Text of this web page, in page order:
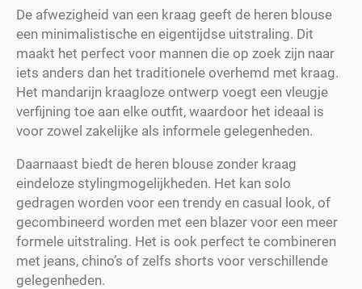
De afwezigheid van een kraag geeft de heren blouse
een minimalistische en eigentijdse uitstraling. Dit
maakt het perfect voor mannen die op zoek zijn naar
iets anders dan het traditionele overhemd met kraag.
Het mandarijn kraagloze ontwerp voegt een vleugje
verfijning toe aan elke outfit, waardoor het ideaal is
voor zowel zakelijke als informele gelegenheden.
Daarnaast biedt de heren blouse zonder kraag
eindeloze stylingmogelijkheden. Het kan solo
gedragen worden voor een trendy en casual look, of
gecombineerd worden met een blazer voor een meer
formele uitstraling. Het is ook perfect te combineren
met jeans, chino’s of zelfs shorts voor verschillende
gelegenheden.